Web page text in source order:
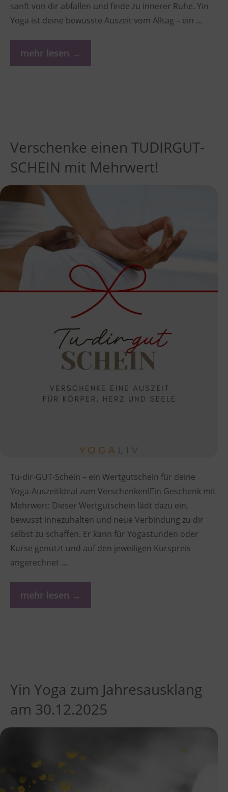
sanft von dir abfallen und finde zu innerer Ruhe. Yin
Yoga ist deine bewusste Auszeit vom Alltag – ein …
mehr lesen →
Verschenke einen TUDIRGUT-
SCHEIN mit Mehrwert!
Tu-dir-GUT-Schein – ein Wertgutschein für deine
Yoga-AuszeitIdeal zum Verschenken!Ein Geschenk mit
Mehrwert: Dieser Wertgutschein lädt dazu ein,
bewusst innezuhalten und neue Verbindung zu dir
selbst zu schaffen. Er kann für Yogastunden oder
Kurse genutzt und auf den jeweiligen Kurspreis
angerechnet …
mehr lesen →
Yin Yoga zum Jahresausklang
am 30.12.2025